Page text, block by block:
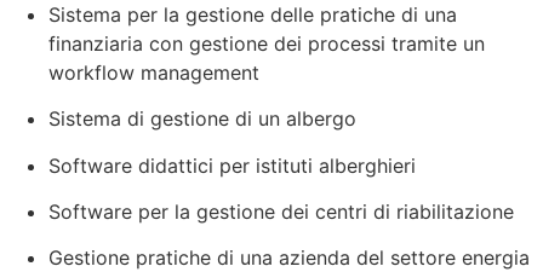
Sistema per la gestione delle pratiche di una
finanziaria con gestione dei processi tramite un
workflow management
Sistema di gestione di un albergo
Software didattici per istituti alberghieri
Software per la gestione dei centri di riabilitazione
Gestione pratiche di una azienda del settore energia